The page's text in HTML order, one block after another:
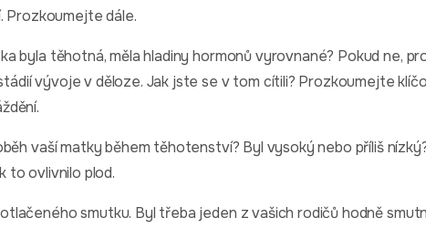
Prozkoumejte dále.
byla těhotná, měla hladiny hormonů vyrovnané? Pokud ne,
vývoje v děloze. Jak jste se v tom cítili? Prozkoumejte
vaší matky během těhotenství? Byl vysoký nebo příliš
to ovlivnilo plod.
smutku. Byl třeba jeden z vašich rodičů hodně